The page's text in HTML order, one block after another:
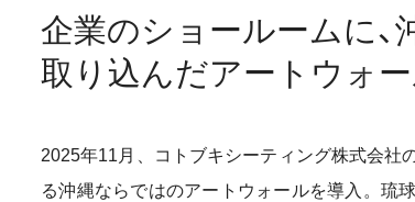
企業のショールームに、
取り込んだアートウォ
2025年11月、コトブキシーティング株式会社
る沖縄ならではのアートウォールを導入。琉